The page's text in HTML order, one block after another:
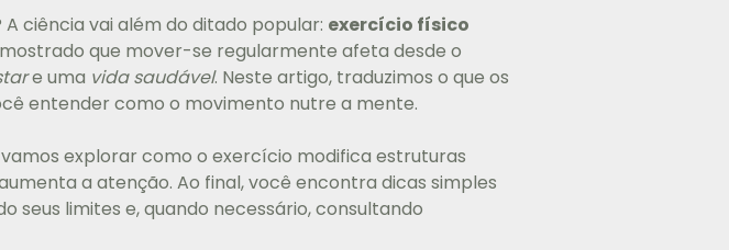
ciência vai além do ditado popular: exercício físico
que mover-se regularmente afeta desde o
e uma vida saudável. Neste artigo, traduzimos o que os
entender como o movimento nutre a mente.
vamos explorar como o exercício modifica estruturas
a atenção. Ao final, você encontra dicas simples
limites e, quando necessário, consultando